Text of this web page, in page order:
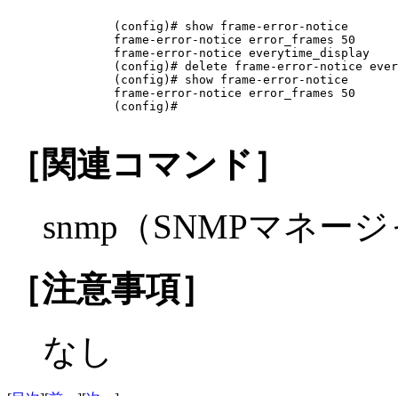
(config)# show frame-error-notice
frame-error-notice error_frames 50
frame-error-notice everytime_display
(config)# delete frame-error-notice
(config)# show frame-error-notice
frame-error-notice error_frames 50
(config)#
［関連コマンド］
snmp（SNMPマネー
［注意事項］
なし